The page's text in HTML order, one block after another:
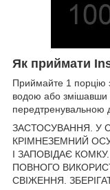
Як приймати
Приймайте 1 порцію
водою або змішавши
передтренувальною
ЗАСТОСУВАННЯ. У
КРІМНЕЗЕМНИЙ
І ЗАПОВІДАЄ
ПОВНОГО
СВІЖЕННЯ.